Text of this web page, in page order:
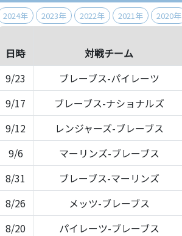
2024年 2023年 2022年 2021年 2020年
日時 対戦チーム
9/23
ブレーブス-パイレーツ
9/17
ブレーブス-ナショナルズ
9/12
レンジャーズ-ブレーブス
9/6
マーリンズ-ブレーブス
8/31
ブレーブス-マーリンズ
8/26
メッツ-ブレーブス
8/20
パイレーツ-ブレーブス